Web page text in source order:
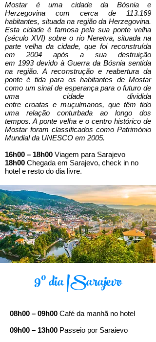
Mostar é uma cidade da Bósnia e
Herzegovina com cerca de 113.169
habitantes, situada na região da Herzegovina.
Esta cidade é famosa pela sua ponte velha
(século XVI) sobre o rio Neretva, situada na
parte velha da cidade, que foi reconstruída
em 2004 após a sua destruição
em 1993 devido à Guerra da Bósnia sentida
na região. A reconstrução e reabertura da
ponte é tida para os habitantes de Mostar
como um sinal de esperança para o futuro de
uma cidade dividida
entre croatas e muçulmanos, que têm tido
uma relação conturbada ao longo dos
tempos. A ponte velha e o centro histórico de
Mostar foram classificados como Património
Mundial da UNESCO em 2005.​​​
16h00 – 18h00 Viagem para Sarajevo
18h00 Chegada em Sarajevo, check in no
hotel e resto do dia livre.
9º dia |Sarajevo
08h00 – 09h00 Café da manhã no hotel
09h00 – 13h00 Passeio por Saraievo